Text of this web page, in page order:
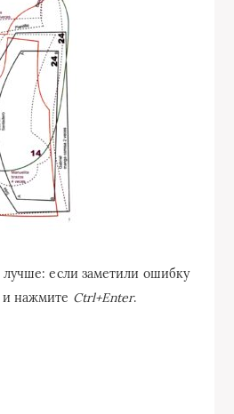
лучше: если заметили ошибку
и нажмите Ctrl+Enter.